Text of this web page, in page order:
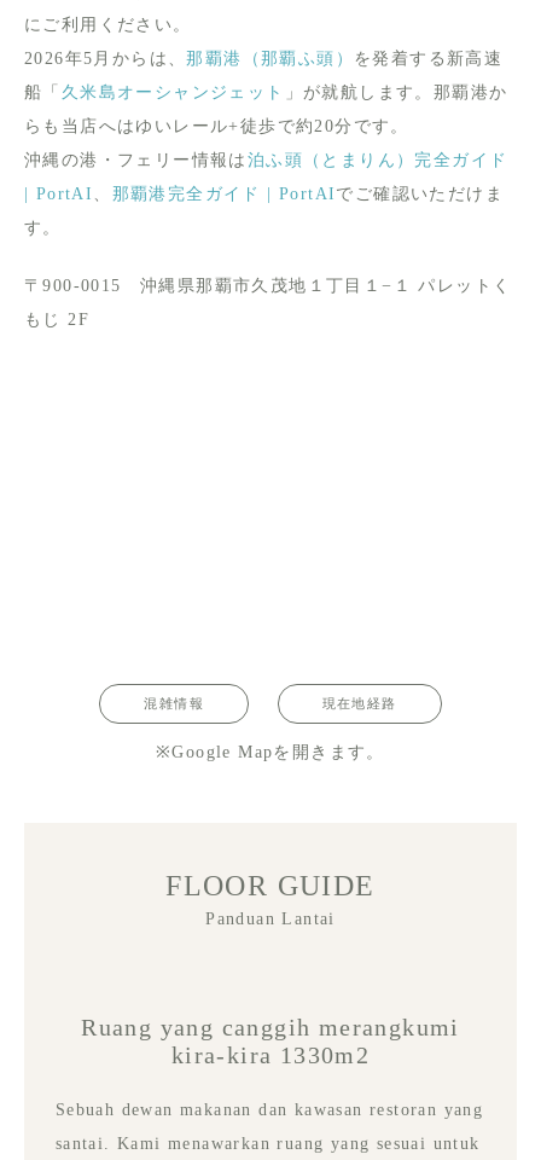
にご利用ください。
2026年5月からは、那覇港（那覇ふ頭） を発着する新高速
船「 久米島オーシャンジェット
」が就航します。那覇港か
らも当店へはゆいレール+徒歩で約20分です。
沖縄の港・フェリー情報は 泊ふ頭（とまりん）完全ガイド
| PortAI 、 那覇港完全ガイド | PortAI でご確認いただけま
す。
〒900-0015 沖縄県那覇市久茂地１丁目１−１ パレットく
もじ 2F
混雑情報 現在地経路
※Google Mapを開きます。
FLOOR GUIDE
Panduan Lantai
Ruang yang canggih merangkumi
kira-kira 1330m2
Sebuah dewan makanan dan kawasan restoran yang
santai. Kami menawarkan ruang yang sesuai untuk